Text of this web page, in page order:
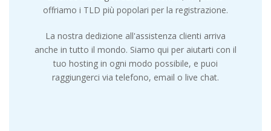
offriamo i TLD più popolari per la registrazione.
La nostra dedizione all'assistenza clienti arriva
anche in tutto il mondo. Siamo qui per aiutarti con il
tuo hosting in ogni modo possibile, e puoi
raggiungerci via telefono, email o live chat.